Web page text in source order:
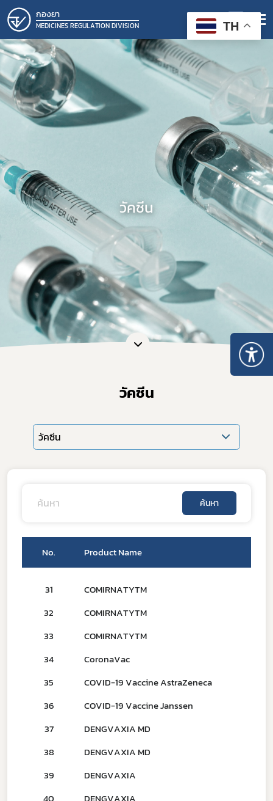
กองยา
MEDICINES REGULATION DIVISION
วัคซีน
วัคซีน
วัคซีน
ค้นหา
No. Product Name
31
COMIRNATYTM
32
COMIRNATYTM
33
COMIRNATYTM
34
CoronaVac
35
COVID-19 Vaccine AstraZeneca
36
COVID-19 Vaccine Janssen
37
DENGVAXIA MD
38
DENGVAXIA MD
39
DENGVAXIA
Subscribe
เลือกหัวข้อที่ท่านต้องการ Subscribe
TH